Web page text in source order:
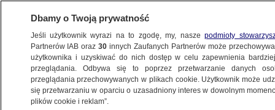
BIZNES
DLA SENIORA
Dbamy o Twoją prywatność
Jeśli użytkownik wyrazi na to zgodę, my, naszepodmioty
Partnerów IAB oraz30 innych Zaufanych Partnerów może
użytkownika i uzyskiwać do nich dostęp w celu zapewnienia
przeglądania. Odbywa się to poprzez przetwarzanie danych
przeglądania przechowywanych w plikach cookie. Użytkownik może
się przetwarzaniu w oparciu o uzasadniony interes w dowolnym
plików cookie i reklam”.